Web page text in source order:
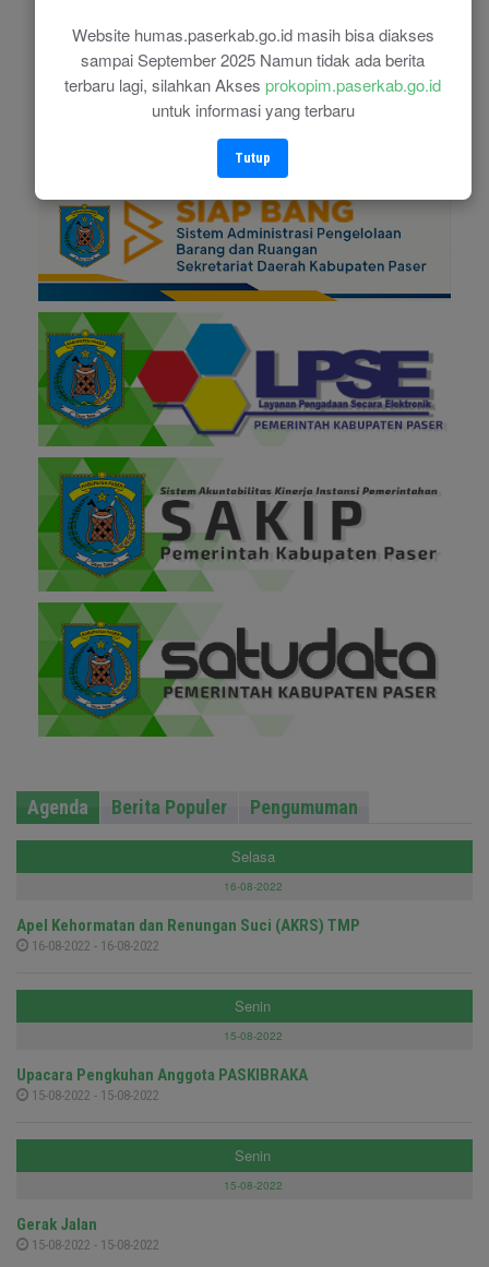
Website humas.paserkab.go.id masih bisa diakses
sampai September 2025 Namun tidak ada berita
terbaru lagi, silahkan Akses prokopim.paserkab.go.id
untuk informasi yang terbaru
Tutup
Agenda Berita Populer Pengumuman
Selasa
16-08-2022
Apel Kehormatan dan Renungan Suci (AKRS) TMP
16-08-2022 - 16-08-2022
Senin
15-08-2022
Upacara Pengkuhan Anggota PASKIBRAKA
15-08-2022 - 15-08-2022
Senin
15-08-2022
Gerak Jalan
15-08-2022 - 15-08-2022